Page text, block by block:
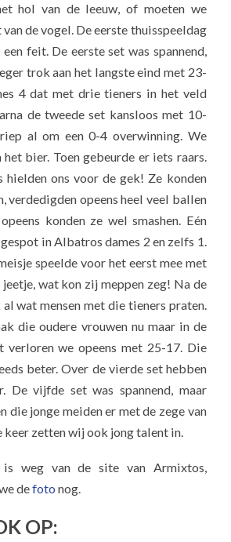
hol van de leeuw, of moeten we
van de vogel. De eerste thuisspeeldag
feit. De eerste set was spannend,
trok aan het langste eind met 23-
4 dat met drie tieners in het veld
de tweede set kansloos met 10-
al om een 0-4 overwinning. We
bier. Toen gebeurde er iets raars.
hielden ons voor de gek! Ze konden
verdedigden opeens heel veel ballen
konden ze wel smashen. Eén
in Albatros dames 2 en zelfs 1.
speelde voor het eerst mee met
jeetje, wat kon zij meppen zeg! Na de
wat mensen met die tieners praten.
die oudere vrouwen nu maar in de
verloren we opeens met 25-17. Die
beter. Over de vierde set hebben
De vijfde set was spannend, maar
die jonge meiden er met de zege van
keer zetten wij ook jong talent in.
is weg van de site van Armixtos,
defoto nog.
OP: